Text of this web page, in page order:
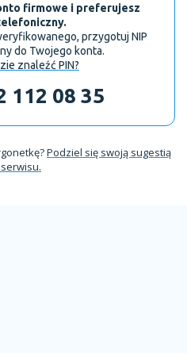
firmowe i preferujesz
przygotuj NIP
do Twojego konta.
znaleźć PIN?
112 08 35
Podziel się swoją sugestią